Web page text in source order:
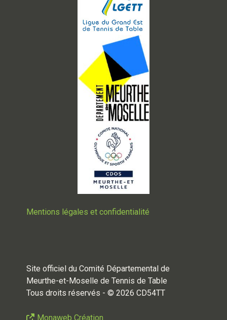
Mentions légales et confidentialité
Site officiel du Comité Départemental de
Meurthe-et-Moselle de Tennis de Table
Tous droits réservés - © 2026 CD54TT
Monaweb Création